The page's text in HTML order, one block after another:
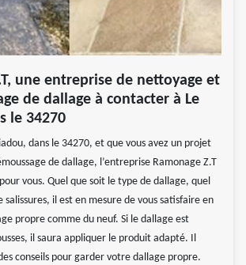
une entreprise de nettoyage et
de dallage à contacter à Le
le 34270
dans le 34270, et que vous avez un projet
de dallage, l’entreprise Ramonage Z.T
vous. Quel que soit le type de dallage, quel
salissures, il est en mesure de vous satisfaire en
propre comme du neuf. Si le dallage est
il saura appliquer le produit adapté. Il
conseils pour garder votre dallage propre.